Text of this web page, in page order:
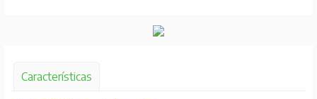
Características